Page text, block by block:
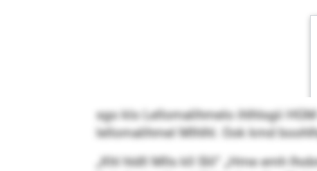
sgo klo Lellomalihmelo ihlhlsgii
lellomalihmel Mlhlhl. Ook kmd
„Khl hldll Mlls kll Slil“ „Hme emh